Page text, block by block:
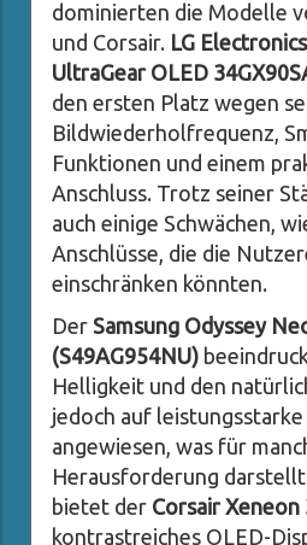
dominierten die Modelle
und Corsair. LG Electronics
UltraGear OLED
den ersten Platz wegen
Bildwiederholfrequenz,
Funktionen und einem
Anschluss. Trotz seiner
auch einige Schwächen,
Anschlüsse, die die
einschränken könnten.
Der Samsung Odyssey
(S49AG954NU)
Helligkeit und den
jedoch auf
angewiesen, was für
Herausforderung
bietet der Corsair
kontrastreiches OLED-